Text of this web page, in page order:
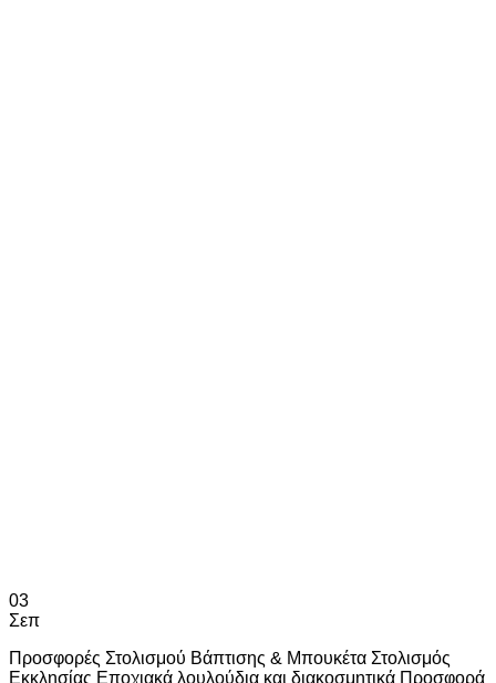
03
Σεπ
Προσφορές Στολισμού Βάπτισης & Μπουκέτα Στολισμός
Εκκλησίας Εποχιακά λουλούδια και διακοσμητικά Προσφορά